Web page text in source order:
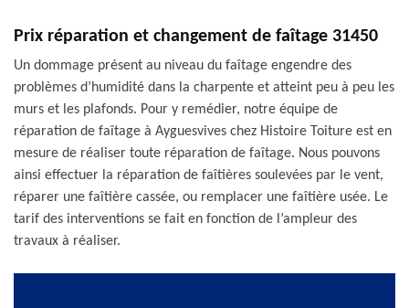
Prix réparation et changement de faîtage 31450
Un dommage présent au niveau du faîtage engendre des
problèmes d’humidité dans la charpente et atteint peu à peu les
murs et les plafonds. Pour y remédier, notre équipe de
réparation de faîtage à Ayguesvives chez Histoire Toiture est en
mesure de réaliser toute réparation de faîtage. Nous pouvons
ainsi effectuer la réparation de faîtières soulevées par le vent,
réparer une faîtière cassée, ou remplacer une faîtière usée. Le
tarif des interventions se fait en fonction de l’ampleur des
travaux à réaliser.